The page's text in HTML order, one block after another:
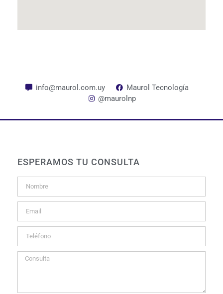
info@maurol.com.uy
Maurol Tecnología
@maurolnp
ESPERAMOS TU CONSULTA